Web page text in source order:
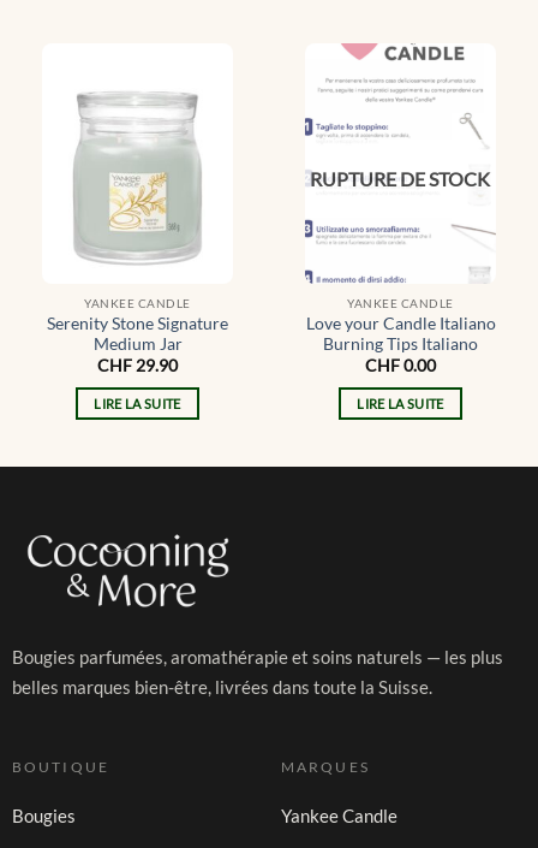
YANKEE CANDLE
Serenity Stone Signature
Medium Jar
CHF29.90
LIRE LA SUITE
RUPTURE DE STOCK
YANKEE CANDLE
Love your Candle Italiano
Burning Tips Italiano
CHF0.00
LIRE LA SUITE
Bougies parfumées, aromathérapie et soins naturels — les plus
belles marques bien-être, livrées dans toute la Suisse.
BOUTIQUE
Bougies
MARQUES
Yankee Candle